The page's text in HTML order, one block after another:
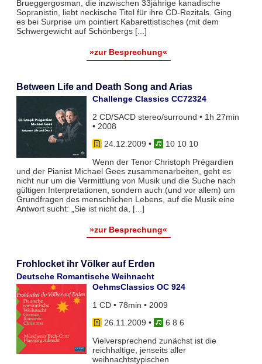
Brueggergosman, die inzwischen 33jährige kanadische
Sopranistin, liebt neckische Titel für ihre CD-Rezitals. Ging
es bei Surprise um pointiert Kabarettistisches (mit dem
Schwergewicht auf Schönbergs [...]
»zur Besprechung«
Between Life and Death Song and Arias
Challenge Classics CC72324
2 CD/SACD stereo/surround • 1h 27min
• 2008
24.12.2009 •
10 10 10
Wenn der Tenor Christoph Prégardien
und der Pianist Michael Gees zusammenarbeiten, geht es
nicht nur um die Vermittlung von Musik und die Suche nach
gültigen Interpretationen, sondern auch (und vor allem) um
Grundfragen des menschlichen Lebens, auf die Musik eine
Antwort sucht: „Sie ist nicht da, [...]
»zur Besprechung«
Frohlocket ihr Völker auf Erden
Deutsche Romantische Weihnacht
OehmsClassics OC 924
1 CD • 78min • 2009
26.11.2009 •
6 8 6
Vielversprechend zunächst ist die
reichhaltige, jenseits aller
weihnachtstypischen